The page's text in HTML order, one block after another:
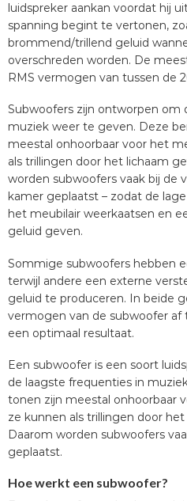
luidspreker aankan voordat hij
spanning begint te vertonen,
brommend/trillend geluid
overschreden worden. De
RMS vermogen van tussen de
Subwoofers zijn ontworpen om
muziek weer te geven. Deze
meestal onhoorbaar voor het
als trillingen door het lichaam
worden subwoofers vaak bij de
kamer geplaatst – zodat de
het meubilair weerkaatsen en
geluid geven.
Sommige subwoofers hebben
terwijl andere een externe
geluid te produceren. In beide
vermogen van de subwoofer
een optimaal resultaat.
Een subwoofer is een soort
de laagste frequenties in
tonen zijn meestal onhoorbaar
ze kunnen als trillingen door
Daarom worden subwoofers
geplaatst.
Hoe werkt een subwoofer?